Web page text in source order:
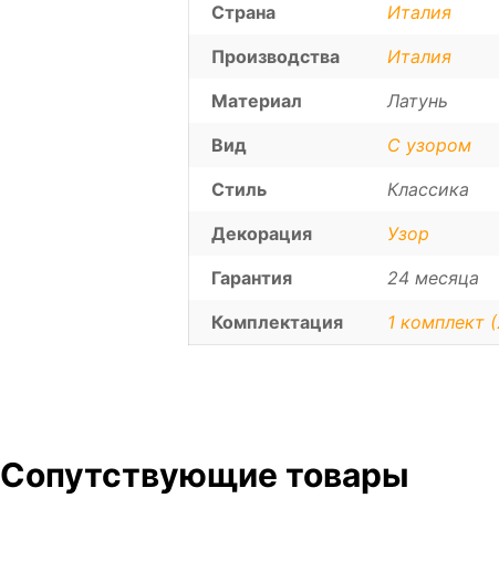
Страна
Италия
Производства
Италия
Материал
Латунь
Вид
С узором
Стиль
Классика
Декорация
Узор
Гарантия
24 месяца
Комплектация
1 комплект
Сопутствующие товары